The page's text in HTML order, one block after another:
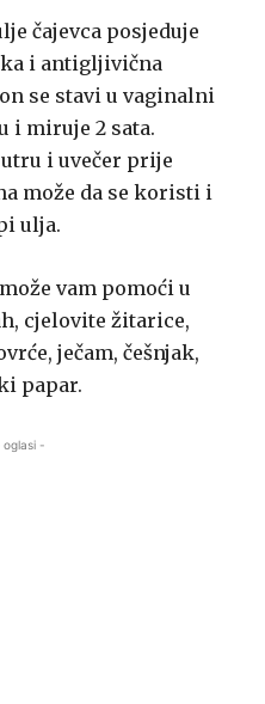
čajevca posjeduje
i antigljivična
se stavi u vaginalni
i miruje 2 sata.
i uvečer prije
može da se koristi i
ulja.
može vam pomoći u
cjelovite žitarice,
ječam, češnjak,
papar.
oglasi -